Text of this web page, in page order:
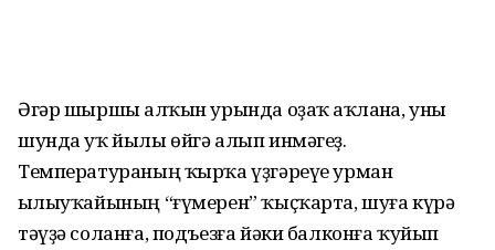
Әгәр шыршы һалҡын урында оҙаҡ һаҡланһа, уны
шунда уҡ йылы өйгә алып инмәгеҙ.
Температураның ҡырҡа үҙгәреүе урман
һылыуҡайының “ғүмерен” ҡыҫҡарта, шуға күрә
тәүҙә соланға, подъезға йәки балконға ҡуйып